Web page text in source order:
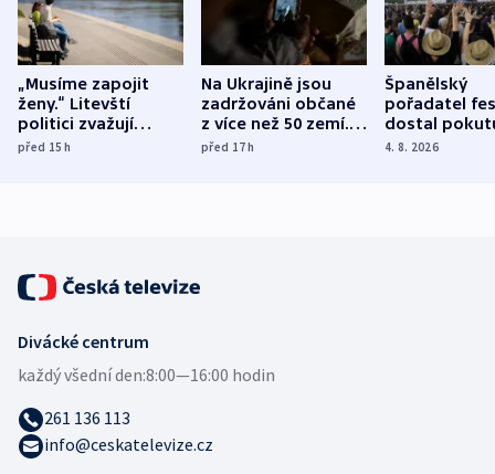
„Musíme zapojit
ženy.“ Litevští
politici zvažují
dohodu o
před 15h
Na Ukrajině jsou
zadržováni občané
z více než 50 zemí.
Bojovali na straně
před 17h
Španělský
pořadatel
dostal
nekalé
4. 8. 2026
Divácké centrum
každý všední den:8:00—16:00 hodin
261 136 113
info@ceskatelevize.cz